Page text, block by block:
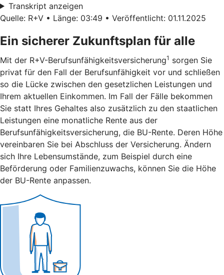
Transkript anzeigen
Quelle: R+V • Länge: 03:49 • Veröffentlicht: 01.11.2025
Ein sicherer Zukunftsplan für alle
Mit der R+V-Berufsunfähigkeitsversicherung1 sorgen Sie
privat für den Fall der Berufsunfähigkeit vor und schließen
so die Lücke zwischen den gesetzlichen Leistungen und
Ihrem aktuellen Einkommen. Im Fall der Fälle bekommen
Sie statt Ihres Gehaltes also zusätzlich zu den staatlichen
Leistungen eine monatliche Rente aus der
Berufsunfähigkeitsversicherung, die BU-Rente. Deren Höhe
vereinbaren Sie bei Abschluss der Versicherung. Ändern
sich Ihre Lebensumstände, zum Beispiel durch eine
Beförderung oder Familienzuwachs, können Sie die Höhe
der BU-Rente anpassen.